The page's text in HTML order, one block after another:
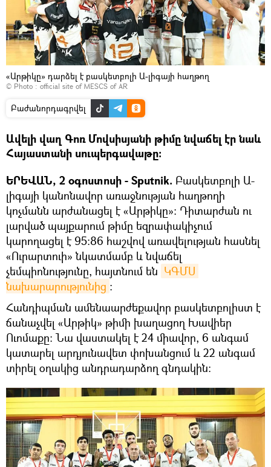
«Արթիկը» դարձել է բասկետբոլի Ա-լիգայի հաղթող
© Photo : official site of MESCS of AR
Բաժանորդագրվել
Ավելի վաղ Գոռ Մովսիսյանի թիմը նվաճել էր նաև
Հայաստանի սուպերգավաթը:
ԵՐԵՎԱՆ, 2 օգոստոսի - Sputnik. Բասկետբոլի Ա-
լիգայի կանոնավոր առաջնության հաղթողի
կոչմանն արժանացել է «Արթիկը»: Դիտարժան ու
լարված պայքարում թիմը եզրափակիչում
կարողացել է 95:86 հաշվով առավելության հասնել
«Ուրարտուի» նկատմամբ և նվաճել
չեմպիոնությունը, հայտնում են ԿԳՄՍ
նախարարությունից :
Հանդիպման ամենաարժեքավոր բասկետբոլիստ է
ճանաչվել «Արթիկ» թիմի խաղացող Խավիեր
Ուոմաքը: Նա վաստակել է 24 միավոր, 6 անգամ
կատարել արդյունավետ փոխանցում և 22 անգամ
տիրել օղակից անդրադարձող գնդակին: